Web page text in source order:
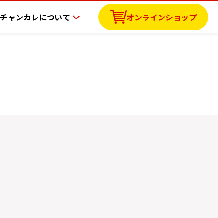
チャンカレについて オンラインショップ